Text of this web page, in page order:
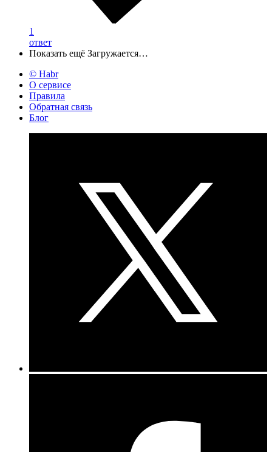
1
ответ
Показать ещё Загружается…
© Habr
О сервисе
Правила
Обратная связь
Блог